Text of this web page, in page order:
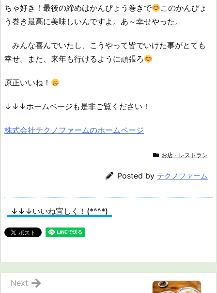
ちゃ好き！最後の締めはかんぴょう巻きで
このかんぴょ
う巻き最高に美味しいんですよ。あ～幸せやった。
みんな喜んでいたし、こうやって皆でいけた事がとても
幸せ。また、来年も行けるように頑張ろ
原正いいね！
↓↓↓ホームページも是非ご覧ください！
株式会社テクノファームのホームページ
お店・レストラン
Posted by テクノファーム
↓↓↓いいね宜しく！(*^^*)
Next